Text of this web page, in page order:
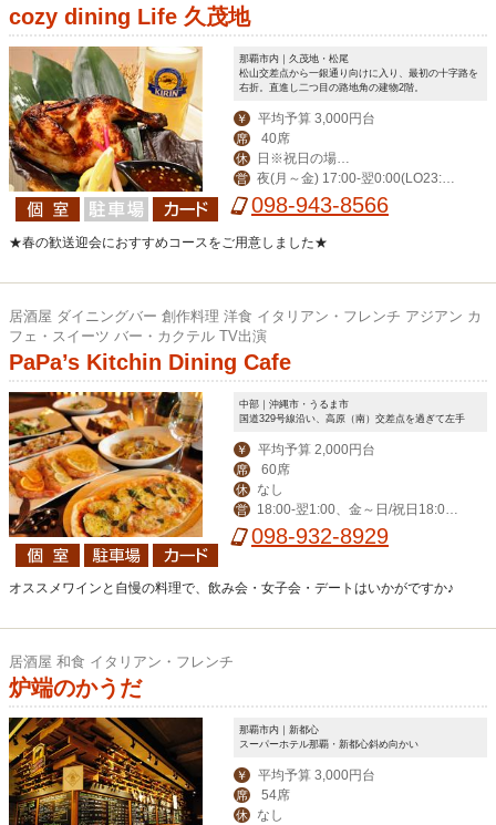
cozy dining Life 久茂地
那覇市内｜久茂地・松尾
松山交差点から一銀通り向けに入り、最初の十字路を
右折。直進し二つ目の路地角の建物2階。
￥ 平均予算 3,000円台
席 40席
休
営業。月曜振替休。
営
夜(月～金) 17:00-翌0:00(LO23:3
0) (土)-翌1:00(LO翌0:30) 昼(月～金) 1
098-943-8566
★春の歓送迎会におすすめコースをご用意しました★
居酒屋 ダイニングバー 創作料理 洋食 イタリアン・フレンチ アジアン カ
フェ・スイーツ バー・カクテル TV出演
PaPa’s Kitchin Dining Cafe
中部｜沖縄市・うるま市
国道329号線沿い、高原（南）交差点を過ぎて左手
￥ 平均予算 2,000円台
席 60席
休 なし
営
18:00‐翌1:00、金～日/祝日18:00-
翌2:00098-932-8929
オススメワインと自慢の料理で、飲み会・女子会・デートはいかがですか♪
居酒屋 和食 イタリアン・フレンチ
炉端のかうだ
那覇市内｜新都心
スーパーホテル那覇・新都心斜め向かい
￥ 平均予算 3,000円台
席 54席
休 なし